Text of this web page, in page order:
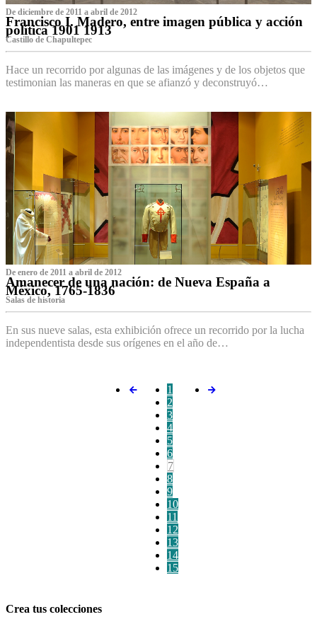
De diciembre de 2011 a abril de 2012
Francisco I. Madero, entre imagen pública y acción
política 1901 1913
Castillo de Chapultepec
Hace un recorrido por algunas de las imágenes y de los objetos que
testimonian las maneras en que se afianzó y deconstruyó…
De enero de 2011 a abril de 2012
Amanecer de una nación: de Nueva España a
México, 1765-1836
Salas de historia
En sus nueve salas, esta exhibición ofrece un recorrido por la lucha
independentista desde sus orígenes en el año de…
1
2
3
4
5
6
7
8
9
10
11
12
13
14
15
Crea tus colecciones